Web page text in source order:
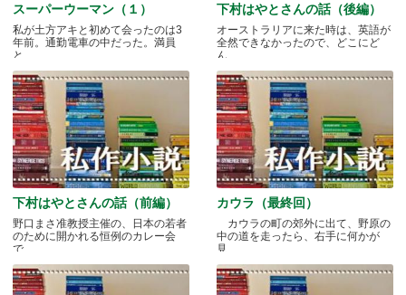
スーパーウーマン（１）
私が土方アキと初めて会ったのは3
年前。通勤電車の中だった。満員
と.....
下村はやとさんの話（後編）
オーストラリアに来た時は、英語が
全然できなかったので、どこにど
ん.....
下村はやとさんの話（前編）
野口まさ准教授主催の、日本の若者
のために開かれる恒例のカレー会
で.....
カウラ（最終回）
カウラの町の郊外に出て、野原の
中の道を走ったら、右手に何かが
見.....